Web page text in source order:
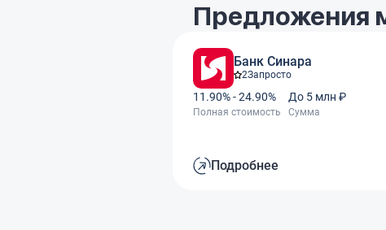
Предложения
Банк Синара
2Запросто
11.90% - 24.90%
Полная стоимость
До 5 млн ₽
Сумма
Подробнее